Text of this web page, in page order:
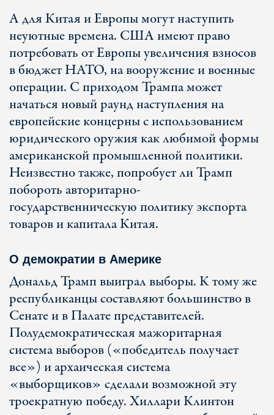
А для Китая и Европы могут наступить
неуютные времена. США имеют право
потребовать от Европы увеличения взносов
в бюджет НАТО, на вооружение и военные
операции. C приходом Трампа может
начаться новый раунд наступления на
европейские концерны с использованием
юридического оружия как любимой формы
американской промышленной политики.
Неизвестно также, попробует ли Трамп
побороть авторитарно-
государственническую политику экспорта
товаров и капитала Китая.
О демократии в Америке
Дональд Трамп выиграл выборы. К тому же
республиканцы составляют большинство в
Сенате и в Палате представителей.
Полудемократическая мажоритарная
система выборов («победитель получает
все») и архаическая система
«выборщиков» сделали возможной эту
троекратную победу. Хиллари Клинтон